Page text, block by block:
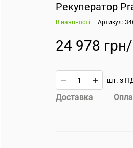
Рекуператор
В наявності Артикул:
24 978
шт. з
Доставка